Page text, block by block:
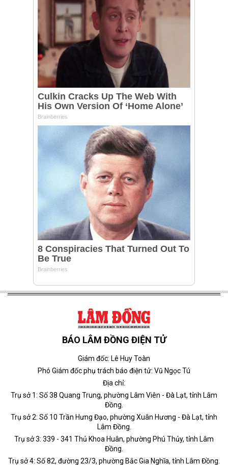
BÁO LÂM ĐỒNG ĐIỆN TỬ
Giám đốc: Lê Huy Toàn
Phó Giám đốc phụ trách báo điện tử: Vũ Ngọc Tú
Địa chỉ:
Trụ sở 1: Số 38 Quang Trung, phường Lâm Viên - Đà Lạt, tỉnh Lâm
Đồng.
Trụ sở 2: Số 10 Trần Hưng Đạo, phường Xuân Hương - Đà Lạt, tỉnh
Lâm Đồng.
Trụ sở 3: 339 - 341 Thủ Khoa Huân, phường Phú Thủy, tỉnh Lâm
Đồng.
Trụ sở 4: Số 82, đường 23/3, phường Bắc Gia Nghĩa, tỉnh Lâm Đồng.